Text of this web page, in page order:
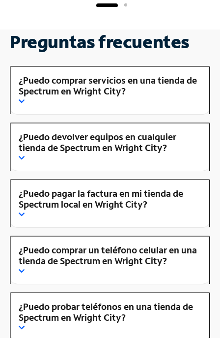
Preguntas frecuentes
¿Puedo comprar servicios en una tienda de
Spectrum en Wright City?
¿Puedo devolver equipos en cualquier
tienda de Spectrum en Wright City?
¿Puedo pagar la factura en mi tienda de
Spectrum local en Wright City?
¿Puedo comprar un teléfono celular en una
tienda de Spectrum en Wright City?
¿Puedo probar teléfonos en una tienda de
Spectrum en Wright City?